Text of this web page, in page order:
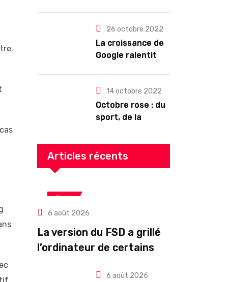
26 octobre 2022
La croissance de
Google ralentit
14 octobre 2022
Octobre rose : du
sport, de la
gourmandise ! Un
programme riche
en Auvergne
Articles récents
Tech
6 août 2026
La version du FSD a grillé
l’ordinateur de certains
6 août 2026